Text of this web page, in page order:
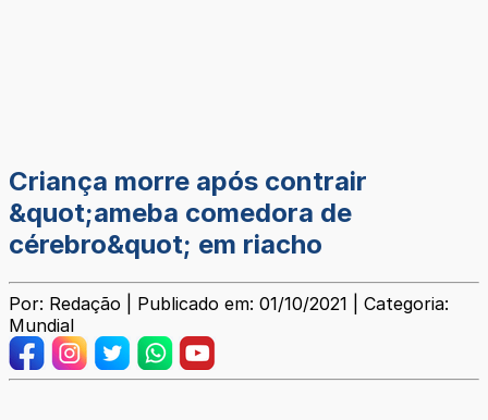
Criança morre após contrair
&quot;ameba comedora de
cérebro&quot; em riacho
Por: Redação | Publicado em: 01/10/2021 | Categoria:
Mundial